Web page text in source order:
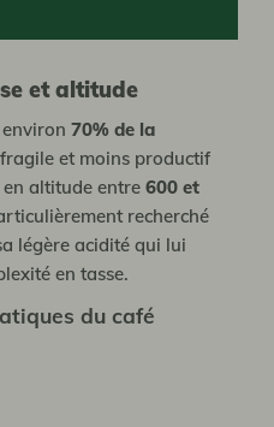
et altitude
70% de la
et moins productif
altitude entre 600 et
recherché
légère acidité qui lui
en tasse.
du café